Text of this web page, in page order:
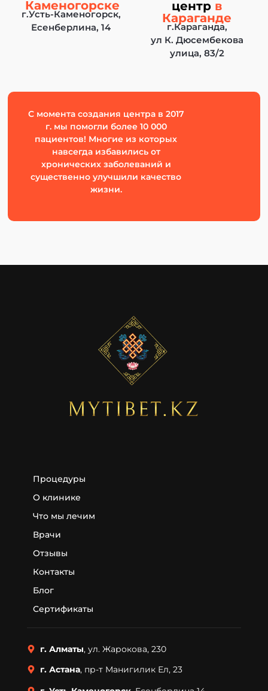
Каменогорске
г.Усть-Каменогорск,
Есенберлина, 14
центр в
Караганде
г.Караганда,
ул К. Дюсембекова
улица, 83/2
C момента создания центра в 2017
г. мы помогли более 10 000
пациентов! Многие из которых
навсегда избавились от
хронических заболеваний и
существенно улучшили качество
жизни.
Процедуры
О клинике
Что мы лечим
Врачи
Отзывы
Контакты
Блог
Сертификаты
г. Алматы, ул. Жарокова, 230
г. Астана, пр-т Манигилик Ел, 23